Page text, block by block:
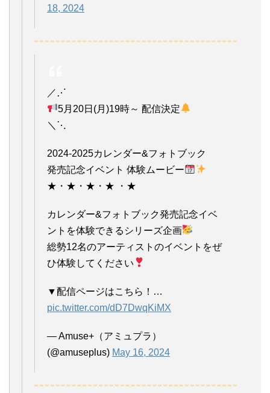
18, 2024
／⋰
5月20日(月)19時～ 配信決定
＼⋱
2024-2025カレンダー&フォトブック
発売記念イベント 体験ムービー
★・★・★・★ ・★
カレンダー&フォトブック発売記念イベ
ントを体験できるシリーズ企画
総勢12名のアーティストのイベントをぜ
ひ体験してください
▼配信ページはこちら！…
pic.twitter.com/dD7DwqKiMX
— Amuse+（アミュプラ）
(@amuseplus) May 16, 2024